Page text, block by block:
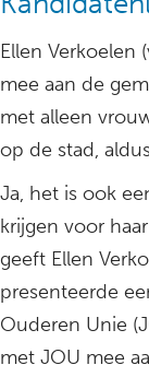
Ellen Verkoelen
mee aan de
met alleen
op de stad,
Ja, het is ook
krijgen voor
geeft Ellen
presenteerde
Ouderen Unie
met JOU mee